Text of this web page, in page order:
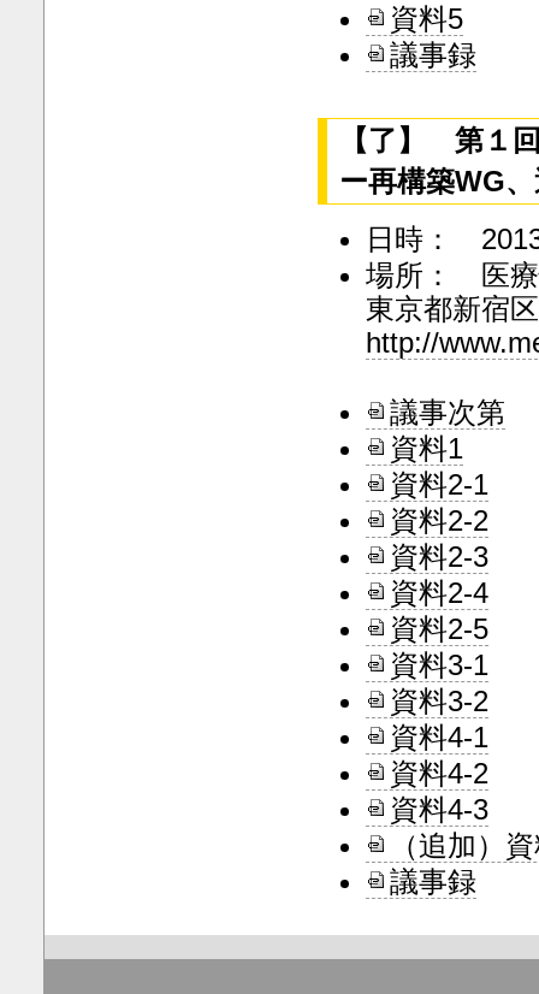
資料5
議事録
【了】 第１
ー再構築WG
日時：
場所： 医療
東京都新宿
http://
議事次第
資料1
資料2-1
資料2-2
資料2-3
資料2-4
資料2-5
資料3-1
資料3-2
資料4-1
資料4-2
資料4-3
（追加）
議事録